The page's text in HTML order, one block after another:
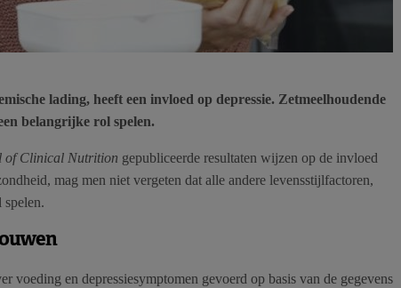
lading, heeft een invloed op depressie. Zetmeelhoudende
belangrijke rol spelen.
of Clinical Nutrition gepubliceerde resultaten wijzen op de invloed
mag men niet vergeten dat alle andere levensstijlfactoren,
spelen.
voeding en depressiesymptomen gevoerd op basis van de gegevens